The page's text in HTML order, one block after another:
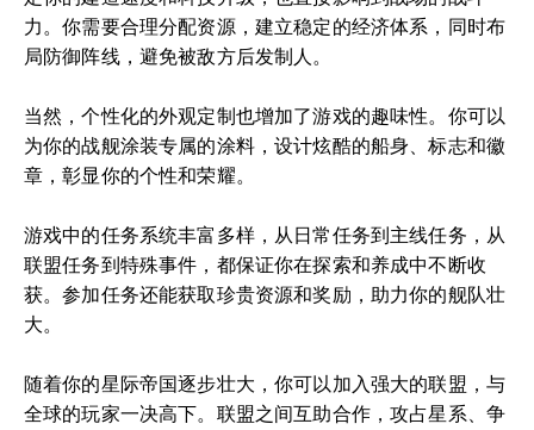
力。你需要合理分配资源，建立稳定的经济体系，同时布
局防御阵线，避免被敌方后发制人。
当然，个性化的外观定制也增加了游戏的趣味性。你可以
为你的战舰涂装专属的涂料，设计炫酷的船身、标志和徽
章，彰显你的个性和荣耀。
游戏中的任务系统丰富多样，从日常任务到主线任务，从
联盟任务到特殊事件，都保证你在探索和养成中不断收
获。参加任务还能获取珍贵资源和奖励，助力你的舰队壮
大。
随着你的星际帝国逐步壮大，你可以加入强大的联盟，与
全球的玩家一决高下。联盟之间互助合作，攻占星系、争